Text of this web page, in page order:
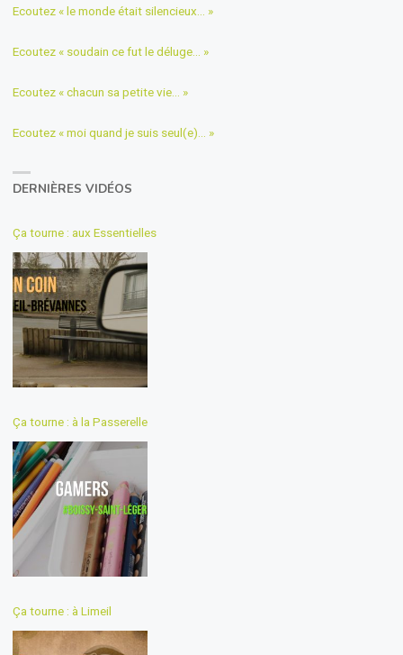
Ecoutez « le monde était silencieux… »
Ecoutez « soudain ce fut le déluge… »
Ecoutez « chacun sa petite vie… »
Ecoutez « moi quand je suis seul(e)… »
DERNIÈRES VIDÉOS
Ça tourne : aux Essentielles
Ça tourne : à la Passerelle
Ça tourne : à Limeil